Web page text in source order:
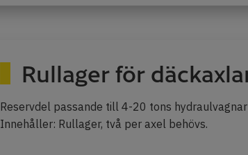
Rullager för
Reservdel passande till 4-20 tons
Innehåller: Rullager, två per axel behövs.